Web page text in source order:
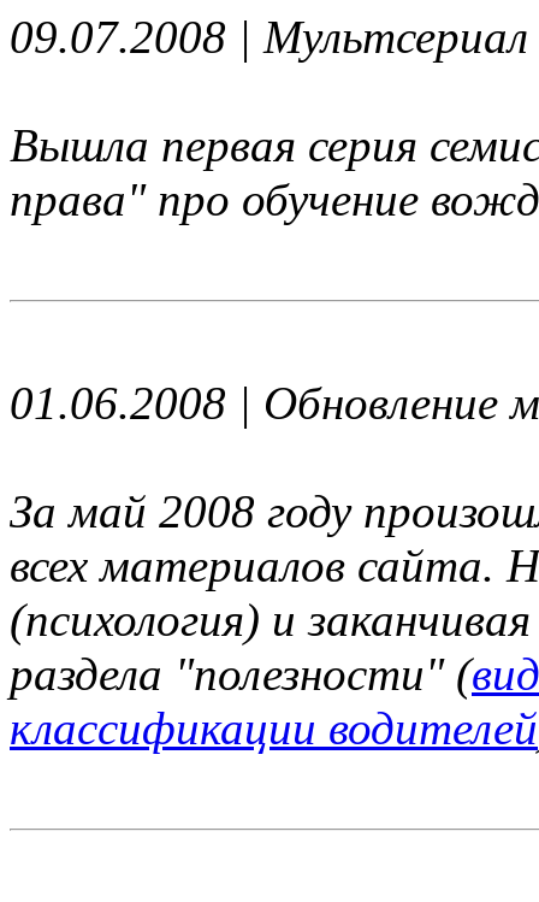
09.07.2008 |
Вышла первая серия
права" про обучение
01.06.2008 | Обновление
За май 2008 году
всех материалов сайта.
(психология) и
раздела "полезности" (
классификации водителей